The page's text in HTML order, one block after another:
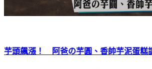
芋頭飆漲！ 阿爸の芋圓、香帥芋泥蛋糕